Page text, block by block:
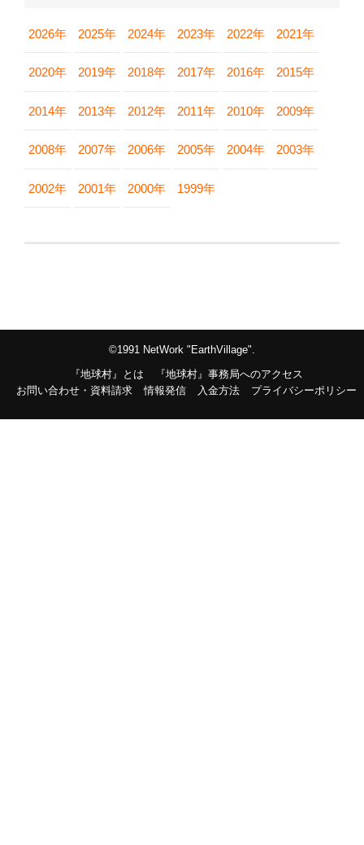
2026年 2025年 2024年 2023年 2022年 2021年
2020年 2019年 2018年 2017年 2016年 2015年
2014年 2013年 2012年 2011年 2010年 2009年
2008年 2007年 2006年 2005年 2004年 2003年
2002年 2001年 2000年 1999年
©1991 NetWork "EarthVillage".
『地球村』とは
『地球村』事務局へのアクセス
お問い合わせ・資料請求
情報発信 入金方法 プライバシーポリシー